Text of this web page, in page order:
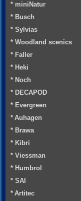
* miniNatur
* Busch
* Sylvias
* Woodland scenics
* Faller
* Heki
* Noch
* DECAPOD
* Evergreen
* Auhagen
* Brawa
* Kibri
* Viessman
* Humbrol
* SAI
* Artitec